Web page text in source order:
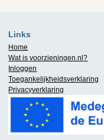
Links
Home
Wat is voorzieningen.nl?
Inloggen
Toegankelijkheidsverklaring
Privacyverklaring